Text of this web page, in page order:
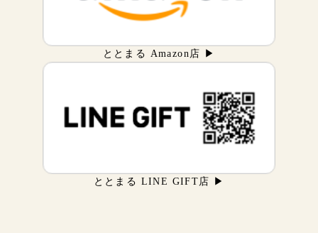
ととまる Amazon店 ▶
ととまる LINE GIFT店 ▶